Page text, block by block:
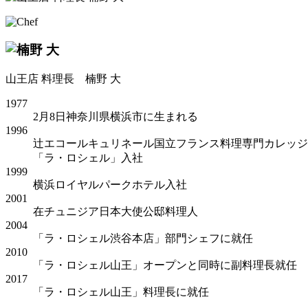
山王店 料理長 楠野 大
1977
2月8日神奈川県横浜市に生まれる
1996
辻エコールキュリネール国立フランス料理専門カレッ
「ラ・ロシェル」入社
1999
横浜ロイヤルパークホテル入社
2001
在チュニジア日本大使公邸料理人
2004
「ラ・ロシェル渋谷本店」部門シェフに就任
2010
「ラ・ロシェル山王」オープンと同時に副料理長就任
2017
「ラ・ロシェル山王」料理長に就任